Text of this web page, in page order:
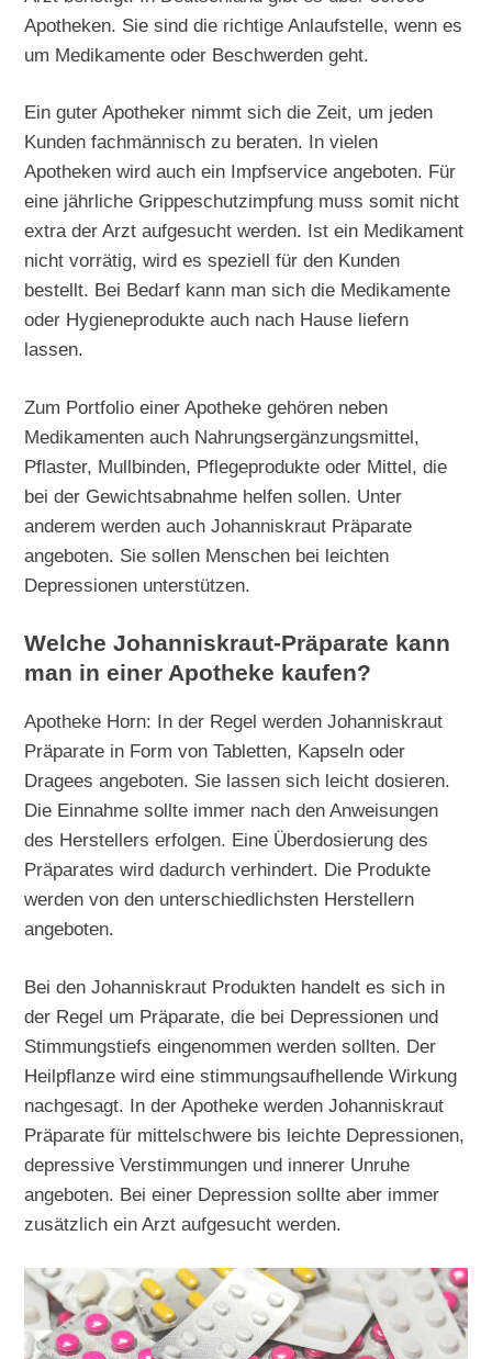
Apotheken. Sie sind die richtige Anlaufstelle, wenn es
um Medikamente oder Beschwerden geht.
Ein guter Apotheker nimmt sich die Zeit, um jeden
Kunden fachmännisch zu beraten. In vielen
Apotheken wird auch ein Impfservice angeboten. Für
eine jährliche Grippeschutzimpfung muss somit nicht
extra der Arzt aufgesucht werden. Ist ein Medikament
nicht vorrätig, wird es speziell für den Kunden
bestellt. Bei Bedarf kann man sich die Medikamente
oder Hygieneprodukte auch nach Hause liefern
lassen.
Zum Portfolio einer Apotheke gehören neben
Medikamenten auch Nahrungsergänzungsmittel,
Pflaster, Mullbinden, Pflegeprodukte oder Mittel, die
bei der Gewichtsabnahme helfen sollen. Unter
anderem werden auch Johanniskraut Präparate
angeboten. Sie sollen Menschen bei leichten
Depressionen unterstützen.
Welche Johanniskraut-Präparate kann
man in einer Apotheke kaufen?
Apotheke Horn: In der Regel werden Johanniskraut
Präparate in Form von Tabletten, Kapseln oder
Dragees angeboten. Sie lassen sich leicht dosieren.
Die Einnahme sollte immer nach den Anweisungen
des Herstellers erfolgen. Eine Überdosierung des
Präparates wird dadurch verhindert. Die Produkte
werden von den unterschiedlichsten Herstellern
angeboten.
Bei den Johanniskraut Produkten handelt es sich in
der Regel um Präparate, die bei Depressionen und
Stimmungstiefs eingenommen werden sollten. Der
Heilpflanze wird eine stimmungsaufhellende Wirkung
nachgesagt. In der Apotheke werden Johanniskraut
Präparate für mittelschwere bis leichte Depressionen,
depressive Verstimmungen und innerer Unruhe
angeboten. Bei einer Depression sollte aber immer
zusätzlich ein Arzt aufgesucht werden.